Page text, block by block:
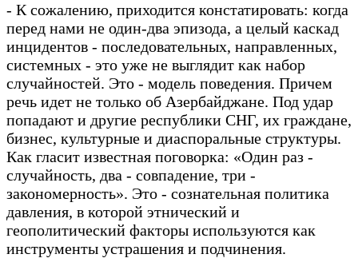
- К сожалению, приходится констатировать: когда
перед нами не один-два эпизода, а целый каскад
инцидентов - последовательных, направленных,
системных - это уже не выглядит как набор
случайностей. Это - модель поведения. Причем
речь идет не только об Азербайджане. Под удар
попадают и другие республики СНГ, их граждане,
бизнес, культурные и диаспоральные структуры.
Как гласит известная поговорка: «Один раз -
случайность, два - совпадение, три -
закономерность». Это - сознательная политика
давления, в которой этнический и
геополитический факторы используются как
инструменты устрашения и подчинения.